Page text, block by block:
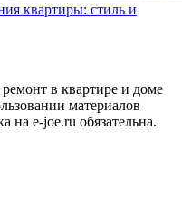
квартиры: стиль и
в квартире и доме
материалов
на e-joe.ru обязательна.